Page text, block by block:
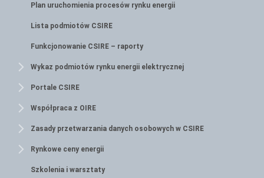
Plan uruchomienia procesów rynku energii
Lista podmiotów CSIRE
Funkcjonowanie CSIRE – raporty
Wykaz podmiotów rynku energii elektrycznej
Portale CSIRE
Współpraca z OIRE
Zasady przetwarzania danych osobowych w CSIRE
Rynkowe ceny energii
Szkolenia i warsztaty